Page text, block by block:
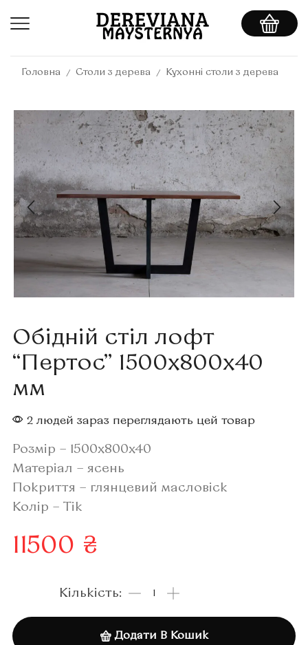
Головна / Столи з дерева / Кухонні столи з дерева
Обідній стіл лофт
“Пертос” 1500x800x40
мм
2 людей зараз переглядають цей товар
Розмір – 1500x800x40
Матеріал – ясень
Покриття – глянцевий масловіск
Колір – Тік
11500 ₴
Додати В Кошик